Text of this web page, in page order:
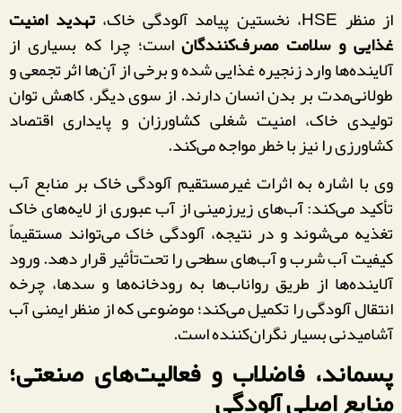
از منظر HSE، نخستین پیامد آلودگی خاک،
تهدید امنیت
غذایی و سلامت مصرف‌کنندگاناست؛ چرا که بسیاری از
آلاینده‌ها وارد زنجیره غذایی شده و برخی از آن‌ها اثر تجمعی و
طولانی‌مدت بر بدن انسان دارند. از سوی دیگر، کاهش توان
تولیدی خاک، امنیت شغلی کشاورزان و پایداری اقتصاد
کشاورزی را نیز با خطر مواجه می‌کند.
وی با اشاره به اثرات غیرمستقیم آلودگی خاک بر منابع آب
تأکید می‌کند: آب‌های زیرزمینی از آب عبوری از لایه‌های خاک
تغذیه می‌شوند و در نتیجه، آلودگی خاک می‌تواند مستقیماً
کیفیت آب شرب و آب‌های سطحی را تحت‌تأثیر قرار دهد. ورود
آلاینده‌ها از طریق رواناب‌ها به رودخانه‌ها و سدها، چرخه
انتقال آلودگی را تکمیل می‌کند؛ موضوعی که از منظر ایمنی آب
آشامیدنی بسیار نگران‌کننده است.
پسماند، فاضلاب و فعالیت‌های صنعتی؛